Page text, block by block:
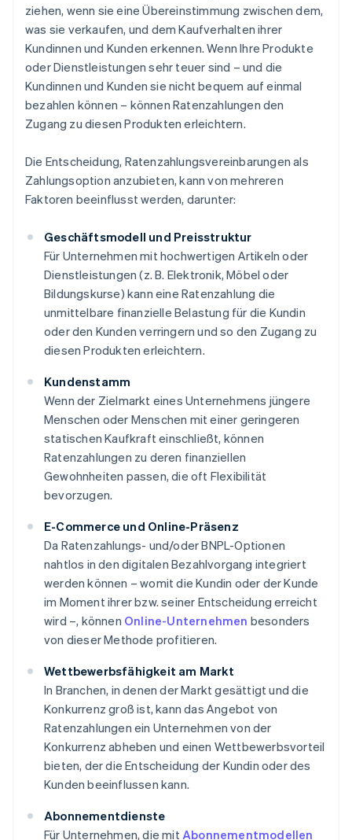
ziehen, wenn sie eine Übereinstimmung zwischen dem,
was sie verkaufen, und dem Kaufverhalten ihrer
Kundinnen und Kunden erkennen. Wenn Ihre Produkte
oder Dienstleistungen sehr teuer sind – und die
Kundinnen und Kunden sie nicht bequem auf einmal
bezahlen können – können Ratenzahlungen den
Zugang zu diesen Produkten erleichtern.
Die Entscheidung, Ratenzahlungsvereinbarungen als
Zahlungsoption anzubieten, kann von mehreren
Faktoren beeinflusst werden, darunter:
Geschäftsmodell und Preisstruktur
Für Unternehmen mit hochwertigen Artikeln oder
Dienstleistungen (z. B. Elektronik, Möbel oder
Bildungskurse) kann eine Ratenzahlung die
unmittelbare finanzielle Belastung für die Kundin
oder den Kunden verringern und so den Zugang zu
diesen Produkten erleichtern.
Kundenstamm
Wenn der Zielmarkt eines Unternehmens jüngere
Menschen oder Menschen mit einer geringeren
statischen Kaufkraft einschließt, können
Ratenzahlungen zu deren finanziellen
Gewohnheiten passen, die oft Flexibilität
bevorzugen.
E-Commerce und Online-Präsenz
Da Ratenzahlungs- und/oder BNPL-Optionen
nahtlos in den digitalen Bezahlvorgang integriert
werden können – womit die Kundin oder der Kunde
im Moment ihrer bzw. seiner Entscheidung erreicht
wird –, können Online-Unternehmen besonders
von dieser Methode profitieren.
Wettbewerbsfähigkeit am Markt
In Branchen, in denen der Markt gesättigt und die
Konkurrenz groß ist, kann das Angebot von
Ratenzahlungen ein Unternehmen von der
Konkurrenz abheben und einen Wettbewerbsvorteil
bieten, der die Entscheidung der Kundin oder des
Kunden beeinflussen kann.
Abonnementdienste
Für Unternehmen, die mit Abonnementmodellen